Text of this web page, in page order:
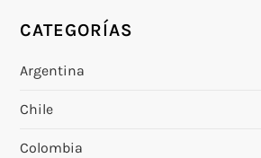
CATEGORÍAS
Argentina
Chile
Colombia